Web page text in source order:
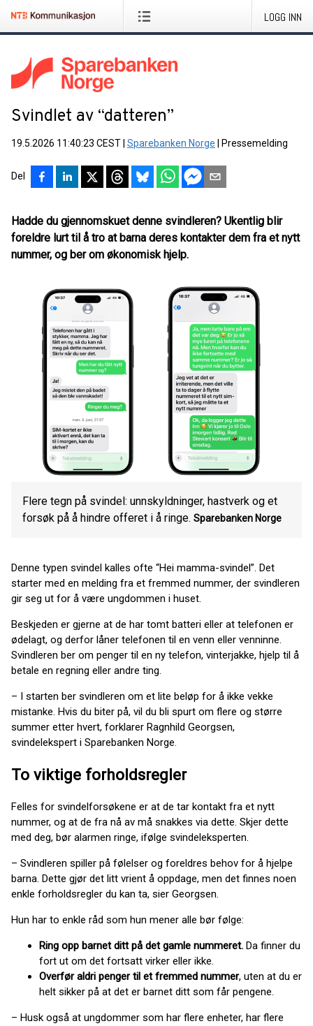
LOGG INN
Svindlet av “datteren”
19.5.2026 11:40:23 CEST Sparebanken Norge Pressemelding
Del
Hadde du gjennomskuet denne svindleren? Ukentlig blir
foreldre lurt til å tro at barna deres kontakter dem fra et nytt
nummer, og ber om økonomisk hjelp.
Flere tegn på svindel: unnskyldninger, hastverk og et
forsøk på å hindre offeret i å ringe. Sparebanken Norge
Denne typen svindel kalles ofte “Hei mamma-svindel”. Det
starter med en melding fra et fremmed nummer, der svindleren
gir seg ut for å være ungdommen i huset.
Beskjeden er gjerne at de har tomt batteri eller at telefonen er
ødelagt, og derfor låner telefonen til en venn eller venninne.
Svindleren ber om penger til en ny telefon, vinterjakke, hjelp til å
betale en regning eller andre ting.
– I starten ber svindleren om et lite beløp for å ikke vekke
mistanke. Hvis du biter på, vil du bli spurt om flere og større
summer etter hvert, forklarer Ragnhild Georgsen,
svindelekspert i Sparebanken Norge.
To viktige forholdsregler
Felles for svindelforsøkene er at de tar kontakt fra et nytt
nummer, og at de fra nå av må snakkes via dette. Skjer dette
med deg, bør alarmen ringe, ifølge svindeleksperten.
– Svindleren spiller på følelser og foreldres behov for å hjelpe
barna. Dette gjør det litt vrient å oppdage, men det finnes noen
enkle forholdsregler du kan ta, sier Georgsen.
Hun har to enkle råd som hun mener alle bør følge:
Ring opp barnet ditt på det gamle nummeret. Da finner du
fort ut om det fortsatt virker eller ikke.
Overfør aldri penger til et fremmed nummer, uten at du er
helt sikker på at det er barnet ditt som får pengene.
– Husk også at ungdommer som har flere enheter, har flere